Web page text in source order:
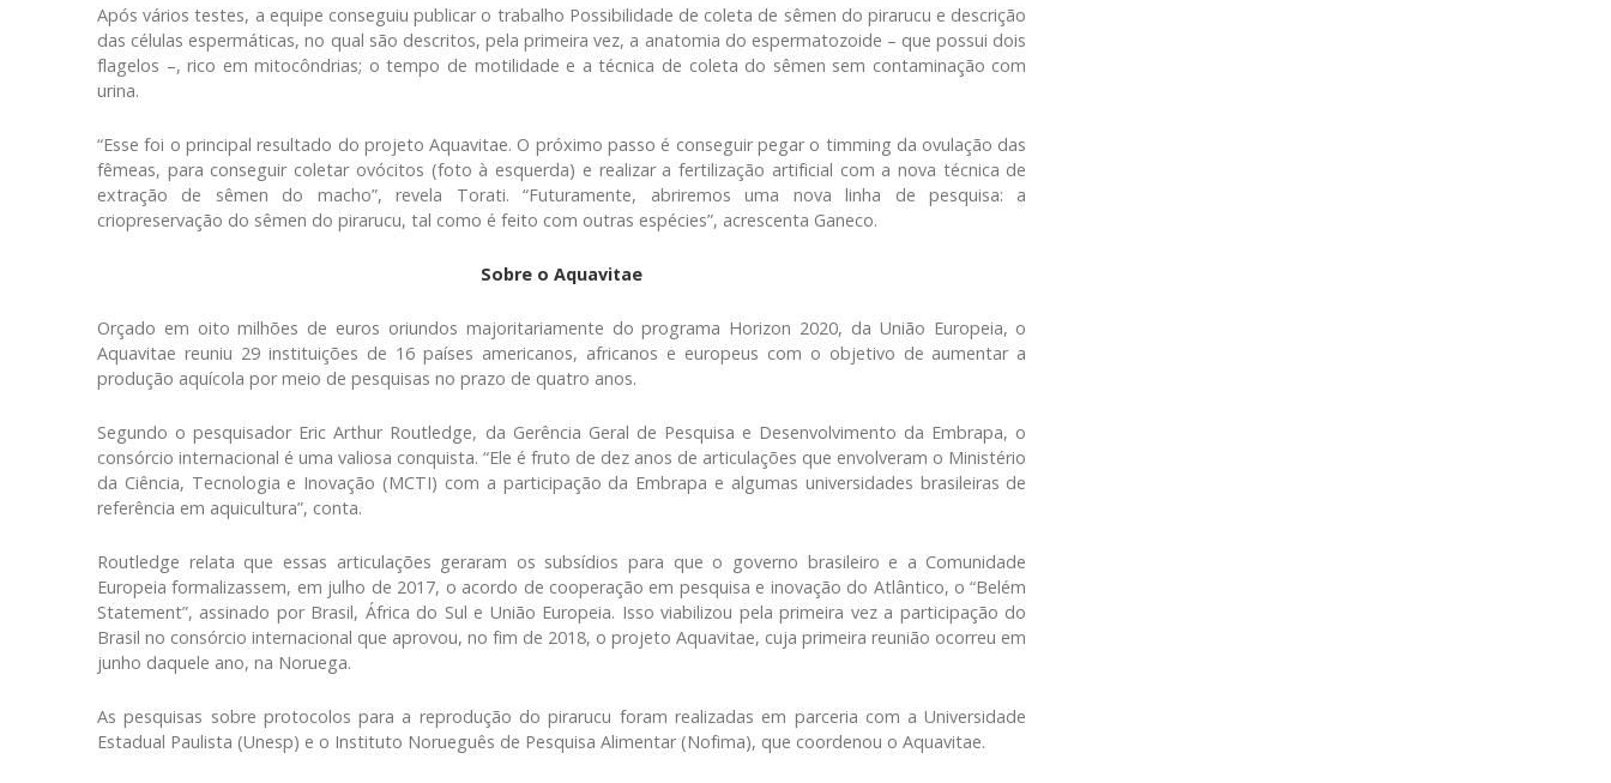
Após vários testes, a equipe conseguiu publicar o trabalho Possibilidade de coleta de sêmen do pirarucu e descrição
das células espermáticas, no qual são descritos, pela primeira vez, a anatomia do espermatozoide – que possui dois
flagelos –, rico em mitocôndrias; o tempo de motilidade e a técnica de coleta do sêmen sem contaminação com
urina.
“Esse foi o principal resultado do projeto Aquavitae. O próximo passo é conseguir pegar o timming da ovulação das
fêmeas, para conseguir coletar ovócitos (foto à esquerda) e realizar a fertilização artificial com a nova técnica de
extração de sêmen do macho”, revela Torati. “Futuramente, abriremos uma nova linha de pesquisa: a
criopreservação do sêmen do pirarucu, tal como é feito com outras espécies”, acrescenta Ganeco.
Sobre o Aquavitae
Orçado em oito milhões de euros oriundos majoritariamente do programa Horizon 2020, da União Europeia, o
Aquavitae reuniu 29 instituições de 16 países americanos, africanos e europeus com o objetivo de aumentar a
produção aquícola por meio de pesquisas no prazo de quatro anos.
Segundo o pesquisador Eric Arthur Routledge, da Gerência Geral de Pesquisa e Desenvolvimento da Embrapa, o
consórcio internacional é uma valiosa conquista. “Ele é fruto de dez anos de articulações que envolveram o Ministério
da Ciência, Tecnologia e Inovação (MCTI) com a participação da Embrapa e algumas universidades brasileiras de
referência em aquicultura”, conta.
Routledge relata que essas articulações geraram os subsídios para que o governo brasileiro e a Comunidade
Europeia formalizassem, em julho de 2017, o acordo de cooperação em pesquisa e inovação do Atlântico, o “Belém
Statement”, assinado por Brasil, África do Sul e União Europeia. Isso viabilizou pela primeira vez a participação do
Brasil no consórcio internacional que aprovou, no fim de 2018, o projeto Aquavitae, cuja primeira reunião ocorreu em
junho daquele ano, na Noruega.
As pesquisas sobre protocolos para a reprodução do pirarucu foram realizadas em parceria com a Universidade
Estadual Paulista (Unesp) e o Instituto Norueguês de Pesquisa Alimentar (Nofima), que coordenou o Aquavitae.